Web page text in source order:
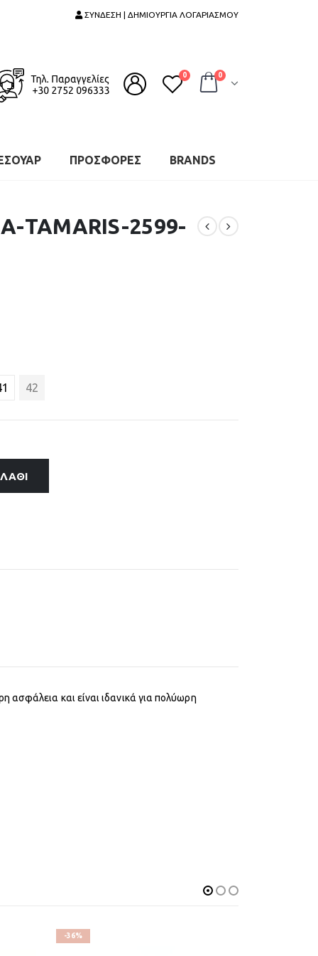
ΣΥΝΔΕΣΗ | ΔΗΜΙΟΥΡΓΙΑ ΛΟΓΑΡΙΑΣΜΟΥ
0 0
ΠΡΟΣΦΟΡΕΣ BRANDS
TAMARIS-2599-
42
ασφάλεια και είναι ιδανικά για πολύωρη
-36%